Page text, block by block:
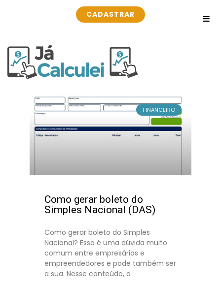
CADASTRAR
FINANCEIRO
Como gerar boleto do
Simples Nacional (DAS)
Como gerar boleto do Simples
Nacional? Essa é uma dúvida muito
comum entre empresários e
empreendedores e pode também ser
a sua. Nesse conteúdo, a